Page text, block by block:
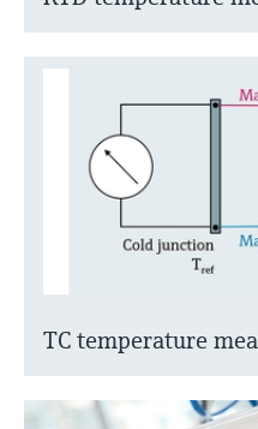
TC temperature